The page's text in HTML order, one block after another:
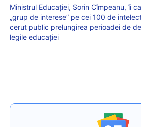
Ministrul Educației, Sorin Cîmpeanu, îi
„grup de interese” pe cei 100 de
cerut public prelungirea perioadei de
legile educației